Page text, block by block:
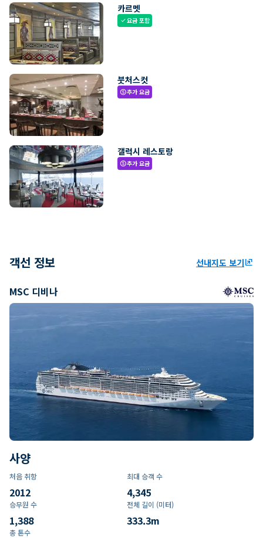
카르멧
check요금 포함
붓처스컷
paid추가 요금
갤럭시 레스토랑
paid추가 요금
객선 정보 선내지도 보기ungroup
MSC 디비나
사양
처음 취항
2012
최대 승객 수
4,345
승무원 수
1,388
전체 길이 (미터)
333.3m
총 톤수